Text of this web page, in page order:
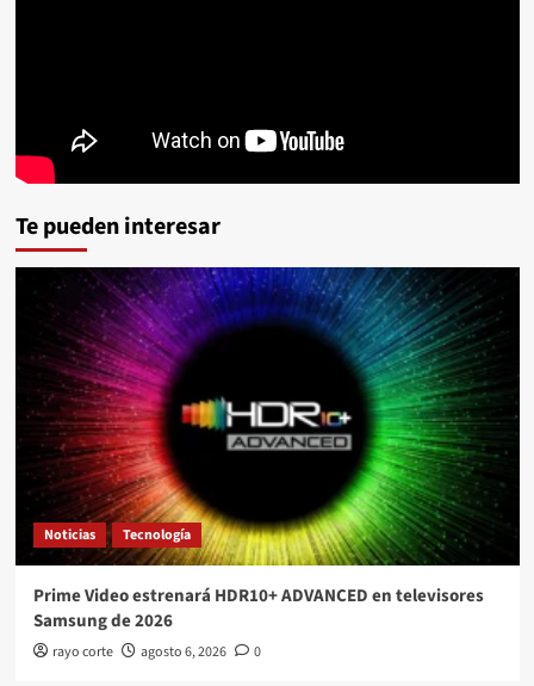
Te pueden interesar
Noticias Tecnología
Prime Video estrenará HDR10+ ADVANCED en televisores
Samsung de 2026
rayo corte agosto 6, 2026 0